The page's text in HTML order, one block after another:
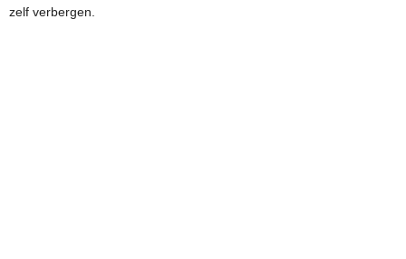
zelf verbergen.